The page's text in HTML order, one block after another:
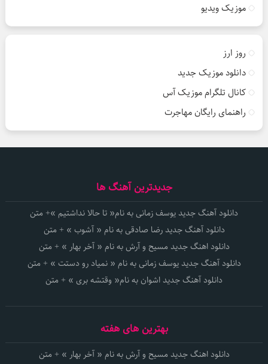
موزیک ویدیو
روز ارز
دانلود موزیک جدید
کانال تلگرام موزیک آس
راهنمای رایگان مهاجرت
جدیدترین آهنگ ها
دانلود آهنگ جدید یوسف زمانی به نام« تا حالا نداشتیم »+ متن
دانلود آهنگ جدید رضا صادقی به نام « آشوب » + متن
دانلود اهنگ جدید مسیح و آرش به نام « آخر بهار » + متن
دانلود آهنگ جدید یوسف زمانی به نام « نمیاد رو دستت » + متن
دانلود آهنگ جدید اشوان به نام« وقتشه بری » + متن
بهترین های هفته
دانلود اهنگ جدید مسیح و آرش به نام « آخر بهار » + متن